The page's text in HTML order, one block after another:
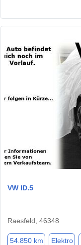
VW ID.5
Raesfeld, 46348
54.850 km Elektro